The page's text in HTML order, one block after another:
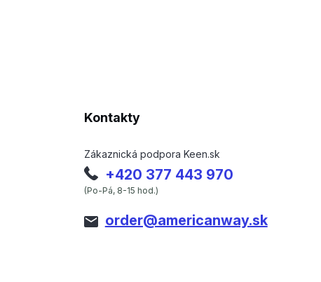
Kontakty
Zákaznická podpora Keen.sk
+420 377 443 970
(Po-Pá, 8-15 hod.)
order@americanway.sk